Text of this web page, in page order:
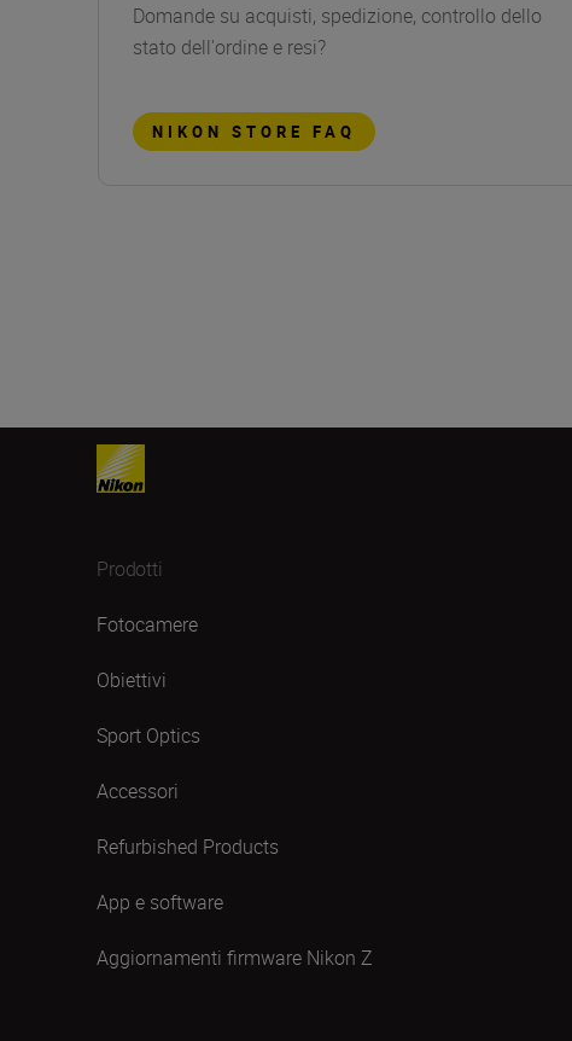
Domande su acquisti, spedizione, controllo dello
stato dell'ordine e resi?
NIKON STORE FAQ
Prodotti
Fotocamere
Obiettivi
Sport Optics
Accessori
Refurbished Products
App e software
Aggiornamenti firmware Nikon Z